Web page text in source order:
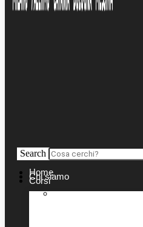
Search
Home
Chi siamo
Corsi